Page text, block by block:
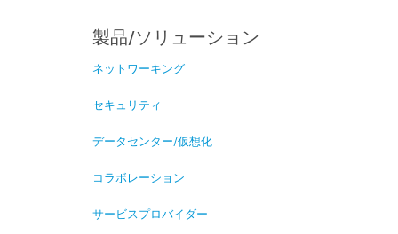
製品/ソリューション
ネットワーキング
セキュリティ
データセンター/仮想化
コラボレーション
サービスプロバイダー